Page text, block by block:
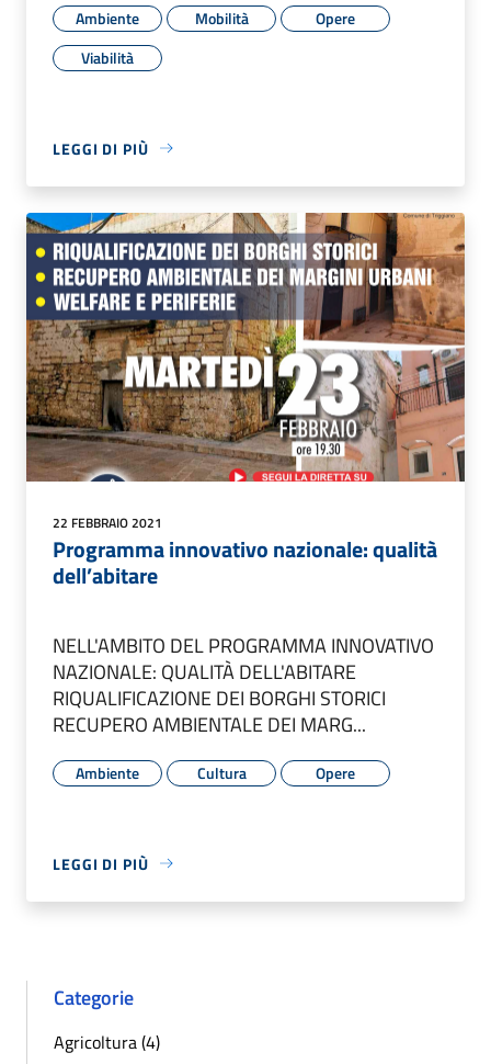
Ambiente Mobilità
Opere
Viabilità
LEGGI DI PIÙ
22 FEBBRAIO 2021
Programma innovativo nazionale: qualità
dell’abitare
NELL'AMBITO DEL PROGRAMMA INNOVATIVO
NAZIONALE: QUALITÀ DELL'ABITARE
RIQUALIFICAZIONE DEI BORGHI STORICI
RECUPERO AMBIENTALE DEI MARG...
Ambiente Cultura Opere
LEGGI DI PIÙ
Categorie
Agricoltura (4)